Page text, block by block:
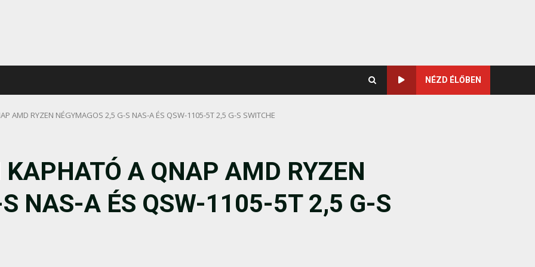
NÉZD ÉLŐBEN
AMD RYZEN NÉGYMAGOS 2,5 G-S NAS-A ÉS QSW-1105-5T 2,5 G-S SWITCHE
KAPHATÓ A QNAP AMD RYZEN
NAS-A ÉS QSW-1105-5T 2,5 G-S